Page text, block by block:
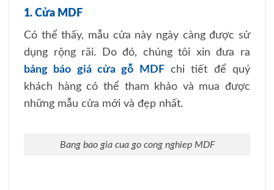
1. Cửa MDF
Có thể thấy, mẫu cửa này ngày càng được sử
dụng rộng rãi. Do đó, chúng tôi xin đưa ra
bảng báo giá cửa gỗ MDFchi tiết để quý
khách hàng có thể tham khảo và mua được
những mẫu cửa mới và đẹp nhất.
Bang bao gia cua go cong nghiep MDF